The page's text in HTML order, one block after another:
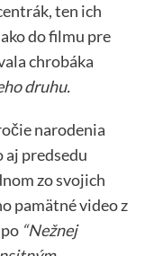
ten ich
do filmu pre
chrobáka
druhu.
narodenia
predsedu
zo svojich
pamätné video z
“Nežnej